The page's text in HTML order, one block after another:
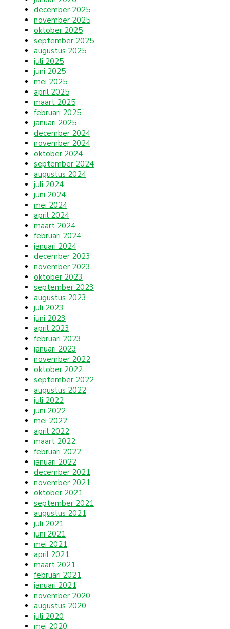
december 2025
november 2025
oktober 2025
september 2025
augustus 2025
juli 2025
juni 2025
mei 2025
april 2025
maart 2025
februari 2025
januari 2025
december 2024
november 2024
oktober 2024
september 2024
augustus 2024
juli 2024
juni 2024
mei 2024
april 2024
maart 2024
februari 2024
januari 2024
december 2023
november 2023
oktober 2023
september 2023
augustus 2023
juli 2023
juni 2023
april 2023
februari 2023
januari 2023
november 2022
oktober 2022
september 2022
augustus 2022
juli 2022
juni 2022
mei 2022
april 2022
maart 2022
februari 2022
januari 2022
december 2021
november 2021
oktober 2021
september 2021
augustus 2021
juli 2021
juni 2021
mei 2021
april 2021
maart 2021
februari 2021
januari 2021
november 2020
augustus 2020
juli 2020
mei 2020